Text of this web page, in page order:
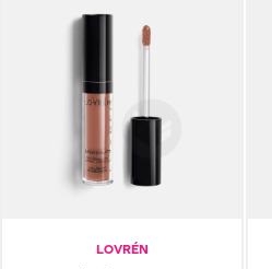
LOVRÉN